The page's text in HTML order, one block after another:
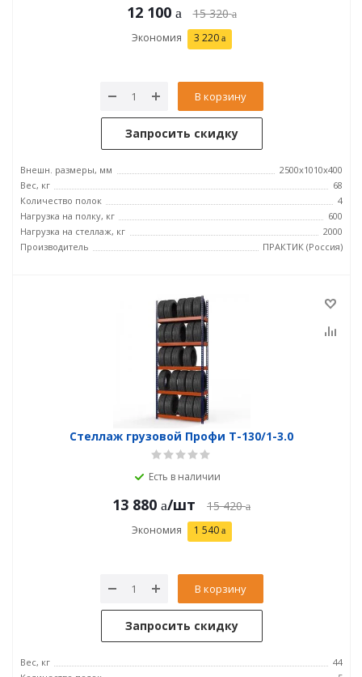
12 100 15 320
Экономия 3 220
В корзину
Запросить скидку
Внешн. размеры, мм
2500x1010x400
Вес, кг
68
Количество полок
4
Нагрузка на полку, кг
600
Нагрузка на стеллаж, кг
2000
Производитель
ПРАКТИК (Россия)
Стеллаж грузовой Профи Т-130/1-3.0
Есть в наличии
13 880 /шт 15 420
Экономия 1 540
В корзину
Запросить скидку
Вес, кг
44